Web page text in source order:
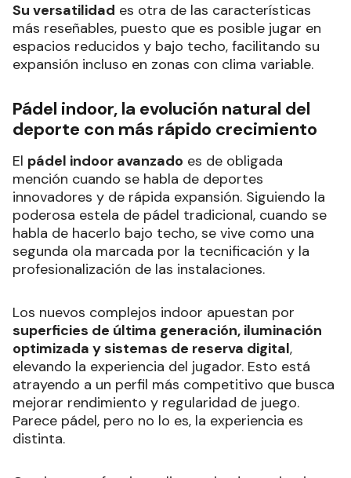
Su versatilidad es otra de las características
más reseñables, puesto que es posible jugar en
espacios reducidos y bajo techo, facilitando su
expansión incluso en zonas con clima variable.
Pádel indoor, la evolución natural del
deporte con más rápido crecimiento
El pádel indoor avanzado es de obligada
mención cuando se habla de deportes
innovadores y de rápida expansión. Siguiendo la
poderosa estela de pádel tradicional, cuando se
habla de hacerlo bajo techo, se vive como una
segunda ola marcada por la tecnificación y la
profesionalización de las instalaciones.
Los nuevos complejos indoor apuestan por
superficies de última generación, iluminación
optimizada y sistemas de reserva digital,
elevando la experiencia del jugador. Esto está
atrayendo a un perfil más competitivo que busca
mejorar rendimiento y regularidad de juego.
Parece pádel, pero no lo es, la experiencia es
distinta.